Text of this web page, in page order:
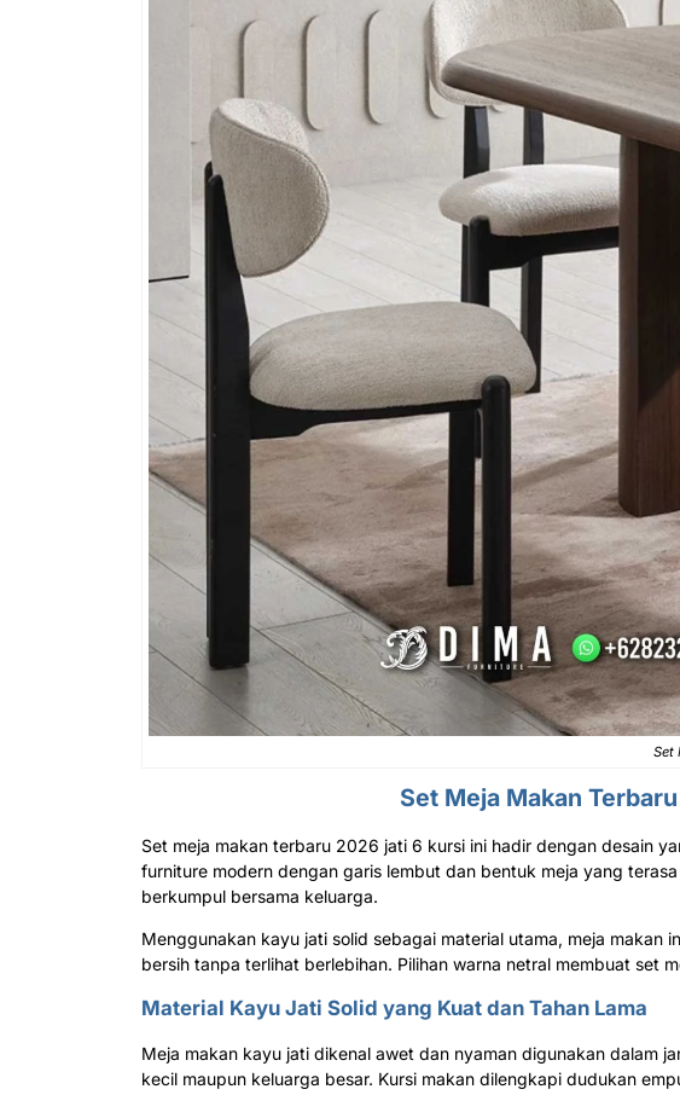
Set
Set Meja Makan Terbaru
Set meja makan terbaru 2026 jati 6 kursi ini hadir dengan desain
furniture modern dengan garis lembut dan bentuk meja yang
berkumpul bersama keluarga.
Menggunakan kayu jati solid sebagai material utama, meja makan
bersih tanpa terlihat berlebihan. Pilihan warna netral membuat set
Material Kayu Jati Solid yang Kuat dan Tahan Lama
Meja makan kayu jati dikenal awet dan nyaman digunakan dalam
kecil maupun keluarga besar. Kursi makan dilengkapi dudukan